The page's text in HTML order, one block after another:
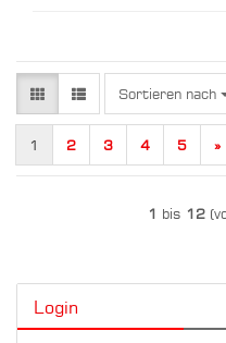
Sortieren nach
Sortieren nach
1 2 3 4 5 »
1 bis 12
Login